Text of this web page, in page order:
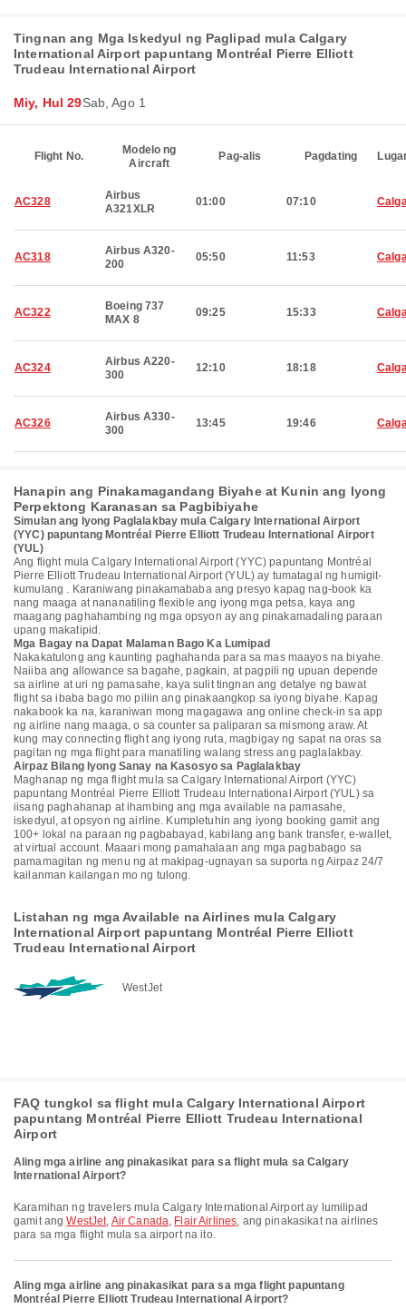
Tingnan ang Mga Iskedyul ng Paglipad mula Calgary
International Airport papuntang Montréal Pierre Elliott
Trudeau International Airport
Miy, Hul 29Sab, Ago 1
Flight No.
Modelo ng
Aircraft
Pag-alis Pagdating
AC328
Airbus
A321XLR
01:00 07:10
AC318
Airbus A320-
200
05:50 11:53
AC322
Boeing 737
MAX 8
09:25 15:33
AC324
Airbus A220-
300
12:10 18:18
AC326
Airbus A330-
300
13:45 19:46
Hanapin ang Pinakamagandang Biyahe at Kunin ang Iyong
Perpektong Karanasan sa Pagbibiyahe
Simulan ang Iyong Paglalakbay mula Calgary International Airport
(YYC) papuntang Montréal Pierre Elliott Trudeau International Airport
(YUL)
Ang flight mula Calgary International Airport (YYC) papuntang Montréal
Pierre Elliott Trudeau International Airport (YUL) ay tumatagal ng humigit-
kumulang . Karaniwang pinakamababa ang presyo kapag nag-book ka
nang maaga at nananatiling flexible ang iyong mga petsa, kaya ang
maagang paghahambing ng mga opsyon ay ang pinakamadaling paraan
upang makatipid.
Mga Bagay na Dapat Malaman Bago Ka Lumipad
Nakakatulong ang kaunting paghahanda para sa mas maayos na biyahe.
Naiiba ang allowance sa bagahe, pagkain, at pagpili ng upuan depende
sa airline at uri ng pamasahe, kaya sulit tingnan ang detalye ng bawat
flight sa ibaba bago mo piliin ang pinakaangkop sa iyong biyahe. Kapag
nakabook ka na, karaniwan mong magagawa ang online check-in sa app
ng airline nang maaga, o sa counter sa paliparan sa mismong araw. At
kung may connecting flight ang iyong ruta, magbigay ng sapat na oras sa
pagitan ng mga flight para manatiling walang stress ang paglalakbay.
Airpaz Bilang Iyong Sanay na Kasosyo sa Paglalakbay
Maghanap ng mga flight mula sa Calgary International Airport (YYC)
papuntang Montréal Pierre Elliott Trudeau International Airport (YUL) sa
iisang paghahanap at ihambing ang mga available na pamasahe,
iskedyul, at opsyon ng airline. Kumpletuhin ang iyong booking gamit ang
100+ lokal na paraan ng pagbabayad, kabilang ang bank transfer, e-wallet,
at virtual account. Maaari mong pamahalaan ang mga pagbabago sa
pamamagitan ng menu ng at makipag-ugnayan sa suporta ng Airpaz 24/7
kailanman kailangan mo ng tulong.
Listahan ng mga Available na Airlines mula Calgary
International Airport papuntang Montréal Pierre Elliott
Trudeau International Airport
WestJet
FAQ tungkol sa flight mula Calgary International Airport
papuntang Montréal Pierre Elliott Trudeau International
Airport
Aling mga airline ang pinakasikat para sa flight mula sa Calgary
International Airport?
Karamihan ng travelers mula Calgary International Airport ay lumilipad
gamit angWestJet, Air Canada, Flair Airlines, ang pinakasikat na airlines
para sa mga flight mula sa airport na ito.
Aling mga airline ang pinakasikat para sa mga flight papuntang
Montréal Pierre Elliott Trudeau International Airport?